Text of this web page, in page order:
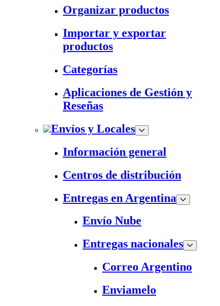
Organizar productos
Importar y exportar
productos
Categorías
Aplicaciones de Gestión y
Reseñas
Envíos y Locales
Información general
Centros de distribución
Entregas en Argentina
Envío Nube
Entregas nacionales
Correo Argentino
Enviamelo